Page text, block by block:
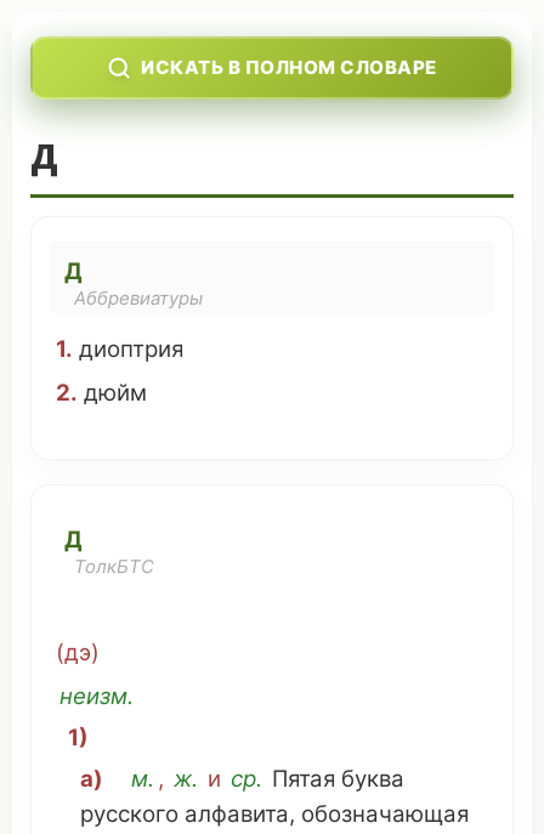
ИСКАТЬ В ПОЛНОМ СЛОВАРЕ
Д
Д
Аббревиатуры
1. диоптрия
2. дюйм
Д
ТолкБТС
(дэ)
неизм.
1)
а)
м. , ж. и ср. Пятая буква
русского алфавита, обозначающая